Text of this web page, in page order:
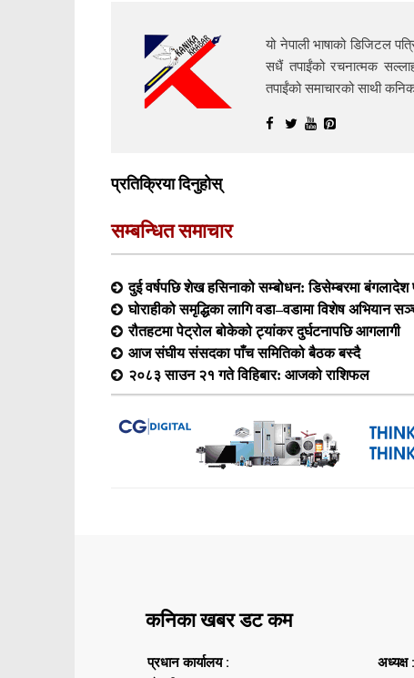
यो नेपाली भाषाको डिजिटल
सधैं तपाईंको रचनात्मक
तपाईंको समाचारको साथी
प्रतिक्रिया दिनुहोस्
सम्बन्धित समाचार
दुई वर्षपछि शेख हसिनाको सम्बोधन: डिसेम्बरमा
घोराहीको समृद्धिका लागि वडा–वडामा विशेष अभियान
रौतहटमा पेट्रोल बोकेको ट्यांकर दुर्घटनापछि आगलागी
आज संघीय संसदका पाँच समितिको बैठक बस्दै
२०८३ साउन २१ गते विहिबार: आजको राशिफल
कनिका खबर डट कम
प्रधान कार्यालय :
अध्यक्ष